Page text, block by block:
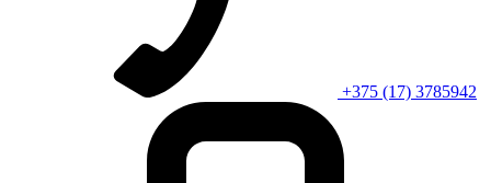
+375 (17) 3785942